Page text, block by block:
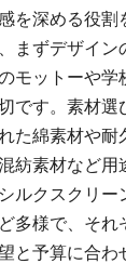
を深める役割
まずデザイン
モットーや学
です。素材選
た綿素材や耐
紡素材など用
ルクスクリー
多様で、それ
と予算に合